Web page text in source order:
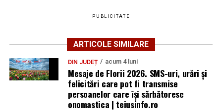
PUBLICITATE
ARTICOLE SIMILARE
DIN JUDEȚ acum 4 luni
Mesaje de Florii 2026. SMS-uri, urări și
felicitări care pot fi transmise
persoanelor care îşi sărbătoresc
onomastica | teiusinfo.ro